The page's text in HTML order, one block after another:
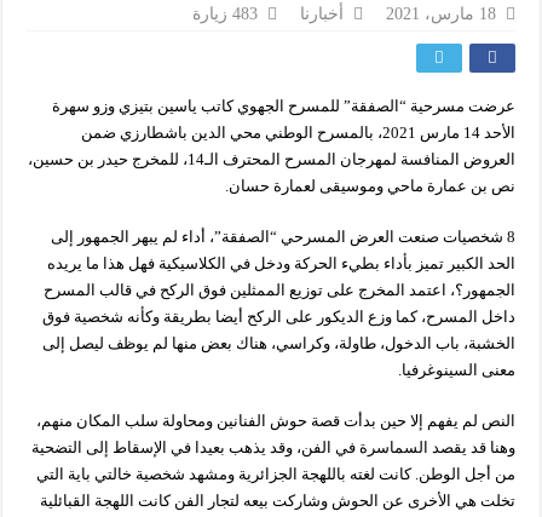
18 مارس، 2021 أخبارنا 483 زيارة
عرضت مسرحية “الصفقة” للمسرح الجهوي كاتب ياسين بتيزي وزو سهرة
الأحد 14 مارس 2021، بالمسرح الوطني محي الدين باشطارزي ضمن
العروض المنافسة لمهرجان المسرح المحترف الـ14، للمخرج حيدر بن حسين،
نص بن عمارة ماحي وموسيقى لعمارة حسان.
8 شخصيات صنعت العرض المسرحي “الصفقة”، أداء لم يبهر الجمهور إلى
الحد الكبير تميز بأداء بطيء الحركة ودخل في الكلاسيكية فهل هذا ما يريده
الجمهور؟، اعتمد المخرج على توزيع الممثلين فوق الركح في قالب المسرح
داخل المسرح، كما وزع الديكور على الركح أيضا بطريقة وكأنه شخصية فوق
الخشبة، باب الدخول، طاولة، وكراسي، هناك بعض منها لم يوظف ليصل إلى
معنى السينوغرفيا.
النص لم يفهم إلا حين بدأت قصة حوش الفنانين ومحاولة سلب المكان منهم،
وهنا قد يقصد السماسرة في الفن، وقد يذهب بعيدا في الإسقاط إلى التضحية
من أجل الوطن. كانت لغته باللهجة الجزائرية ومشهد شخصية خالتي باية التي
تخلت هي الأخرى عن الحوش وشاركت بيعه لتجار الفن كانت اللهجة القبائلية